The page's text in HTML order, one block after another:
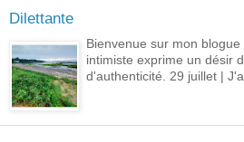
Dilettante
Bienvenue sur mon
intimiste exprime un désir
d'authenticité. 29 juillet |